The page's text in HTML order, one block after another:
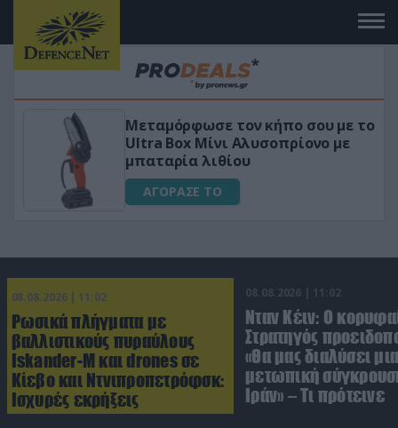
Μεταμόρφωσε τον κήπο σου με το
Ultra Box Μίνι Αλυσοπρίονο με
μπαταρία λιθίου
ΑΓΟΡΑΣΕ ΤΟ
08.08.2026 | 11:02
Ρωσικά πλήγματα με
βαλλιστικούς πυραύλους
Iskander-M και drones σε
Κίεβο και Ντνιπροπετρόφσκ:
Ισχυρές εκρήξεις
08.08.2026 | 11:02
Νταν Κέιν: Ο
Στρατηγός
«Θα μας διαλύσει
μετωπική
Ιράν» – Τι πρότεινε